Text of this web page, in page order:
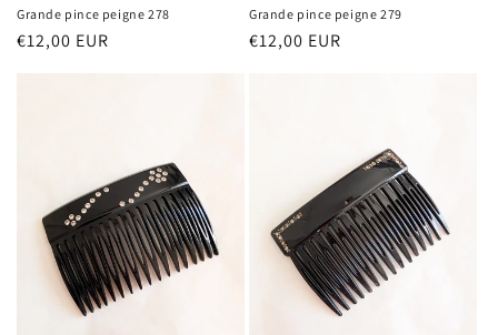
Grande pince peigne 278
Prix
€12,00 EUR
Grande pince peigne 279
Prix
€12,00 EUR